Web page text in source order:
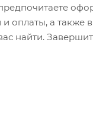
и оплаты, а
найти.